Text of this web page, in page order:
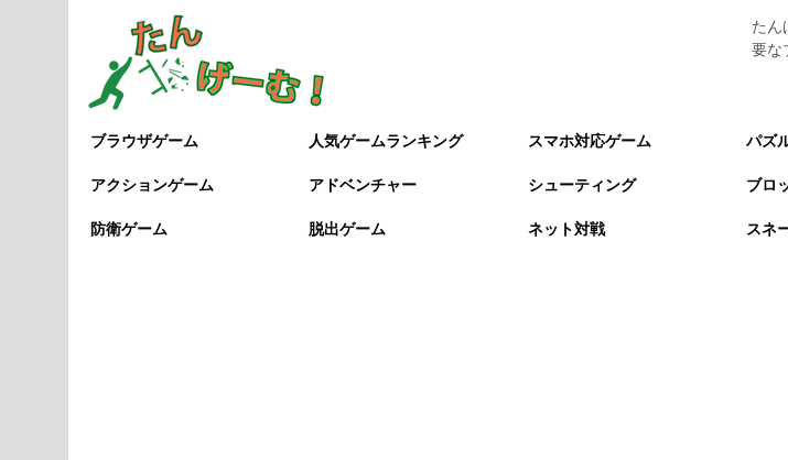
たん
要な
ブラウザゲーム 人気ゲームランキング スマホ対応ゲーム パズ
アクションゲーム アドベンチャー シューティング ブロ
防衛ゲーム 脱出ゲーム ネット対戦 スネ